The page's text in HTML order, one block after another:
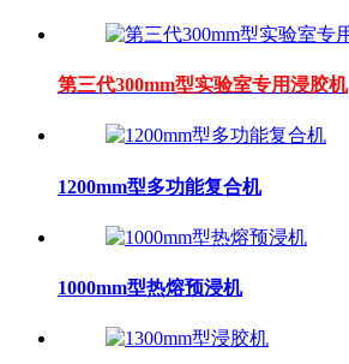
第三代300mm型实验室专用浸胶机
1200mm型多功能复合机
1000mm型热熔预浸机